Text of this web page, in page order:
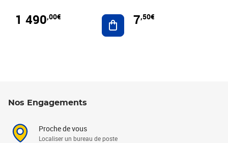
1 490,00€ Ajouter au panier
7,50€
Nos Engagements
Proche de vous
Localiser un bureau de poste